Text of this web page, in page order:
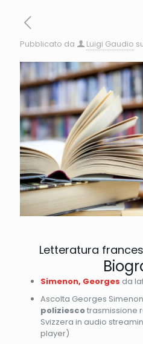
Pubblicato da Luigi Gaudio
Letteratura
Simenon, Georges da
Ascolta Georges Simenon
poliziescotrasmissione
Svizzera in audio
player)